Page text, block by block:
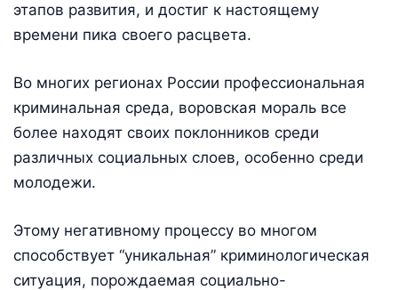
этапов развития, и достиг к настоящему
времени пика своего расцвета.
Во многих регионах России профессиональная
криминальная среда, воровская мораль все
более находят своих поклонников среди
различных социальных слоев, особенно среди
молодежи.
Этому негативному процессу во многом
способствует “уникальная” криминологическая
ситуация, порождаемая социально-